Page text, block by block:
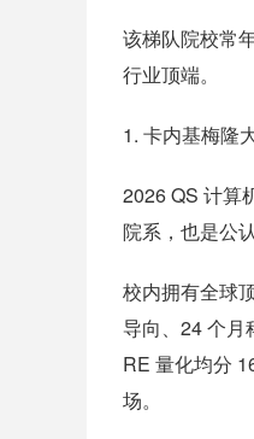
该梯队院校常
行业顶端。
1. 卡内基梅隆
2026 QS 计算
院系，也是公
校内拥有全球
导向、24 个月
RE 量化均分
场。